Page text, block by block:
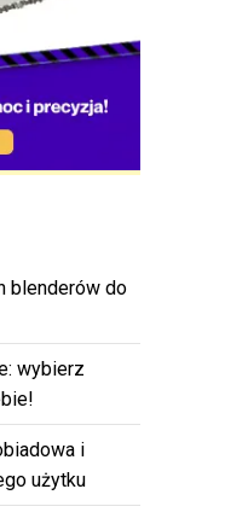
blenderów do
wybierz
i
użytku